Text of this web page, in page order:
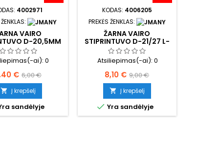
4002971
VAIRO
D-20,5MM
ai):0
€ Bazinė
kaina
6,00 €
 Į krepšelį
sandėlyje
KODAS: 4006205
PREKĖS ŽENKLAS:
ŽARNA VAIRO
STIPRINTUVO D-21/27 L-
215MM
Atsiliepimas(-ai): 0
Kaina
8,10 € Bazinė
kaina
9,00 €
 Į krepšelį
 Yra sandėlyje